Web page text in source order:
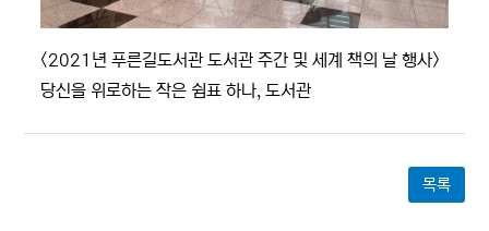
<2021년 푸른길도서관 도서관 주간 및 세계 책의 날 행사>
당신을 위로하는 작은 쉼표 하나, 도서관
목록